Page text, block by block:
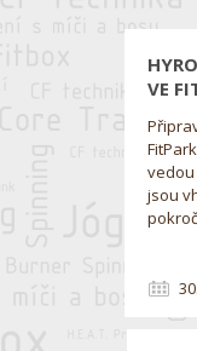
VE
jsou